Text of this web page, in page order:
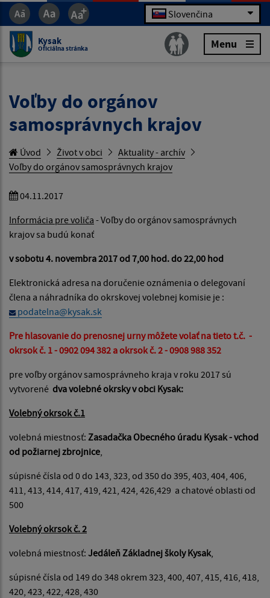
Slovenčina
Kysak
Oficiálna stránka Menu
Voľby do orgánov
samosprávnych krajov
Úvod Život v obci
Aktuality - archív
Voľby do orgánov samosprávnych krajov
04.11.2017
Informácia pre voliča - Voľby do orgánov samosprávnych
krajov sa budú konať
v sobotu 4. novembra 2017 od 7,00 hod. do 22,00 hod
Elektronická adresa na doručenie oznámenia o delegovaní
člena a náhradníka do okrskovej volebnej komisie je :
podatelna@kysak.sk
Pre hlasovanie do prenosnej urny môžete volať na tieto t.č. -
okrsok č. 1 - 0902 094 382 a okrsok č. 2 - 0908 988 352
pre voľby orgánov samosprávneho kraja v roku 2017 sú
vytvorené dva volebné okrsky v obci Kysak:
Volebný okrsok č.1
volebná miestnosť: Zasadačka Obecného úradu Kysak - vchod
od požiarnej zbrojnice,
súpisné čísla od 0 do 143, 323, od 350 do 395, 403, 404, 406,
411, 413, 414, 417, 419, 421, 424, 426,429 a chatové oblasti od
500
Volebný okrsok č. 2
volebná miestnosť: Jedáleň Základnej školy Kysak,
súpisné čísla od 149 do 348 okrem 323, 400, 407, 415, 416, 418,
420, 423, 422, 428, 430